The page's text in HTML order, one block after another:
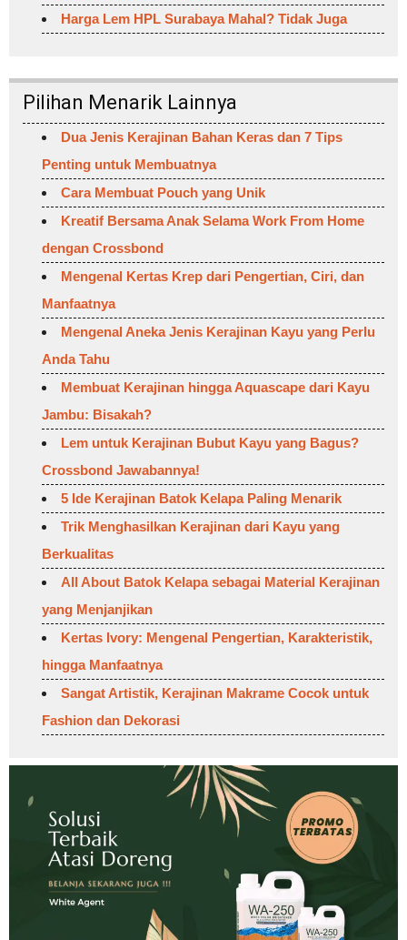
Harga Lem HPL Surabaya Mahal? Tidak Juga
Pilihan Menarik Lainnya
Dua Jenis Kerajinan Bahan Keras dan 7 Tips
Penting untuk Membuatnya
Cara Membuat Pouch yang Unik
Kreatif Bersama Anak Selama Work From Home
dengan Crossbond
Mengenal Kertas Krep dari Pengertian, Ciri, dan
Manfaatnya
Mengenal Aneka Jenis Kerajinan Kayu yang Perlu
Anda Tahu
Membuat Kerajinan hingga Aquascape dari Kayu
Jambu: Bisakah?
Lem untuk Kerajinan Bubut Kayu yang Bagus?
Crossbond Jawabannya!
5 Ide Kerajinan Batok Kelapa Paling Menarik
Trik Menghasilkan Kerajinan dari Kayu yang
Berkualitas
All About Batok Kelapa sebagai Material Kerajinan
yang Menjanjikan
Kertas Ivory: Mengenal Pengertian, Karakteristik,
hingga Manfaatnya
Sangat Artistik, Kerajinan Makrame Cocok untuk
Fashion dan Dekorasi